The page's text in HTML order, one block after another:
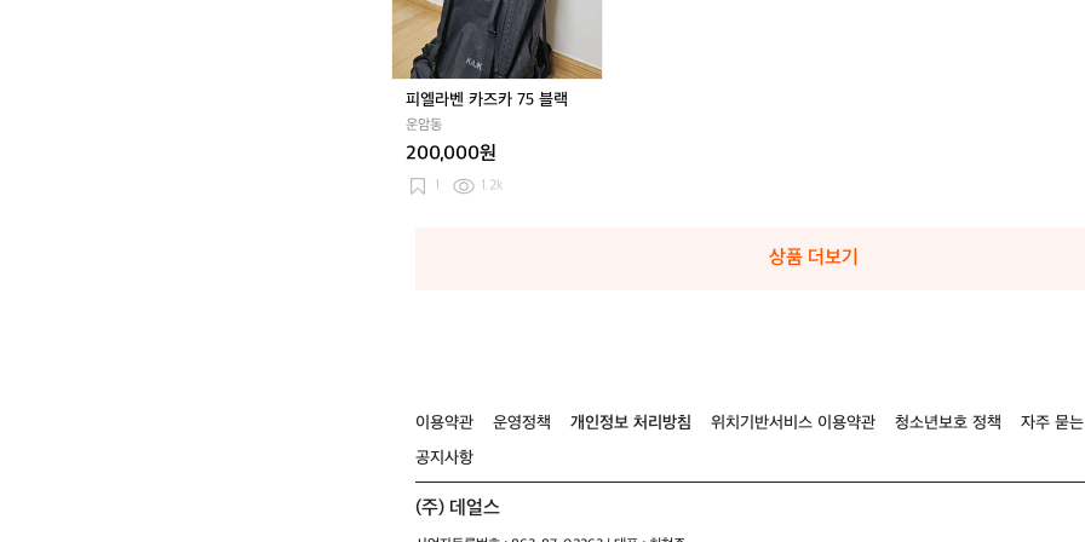
카
5
블피엘라벤 카즈카 75 블랙
운암동
200,000원
1 1.2k
상품 더보기
이용약관 운영정책 개인정보 처리방침 위치기반서비스 이용약관 청소년보호 정책
자주 묻
공지사항
(주) 데얼스